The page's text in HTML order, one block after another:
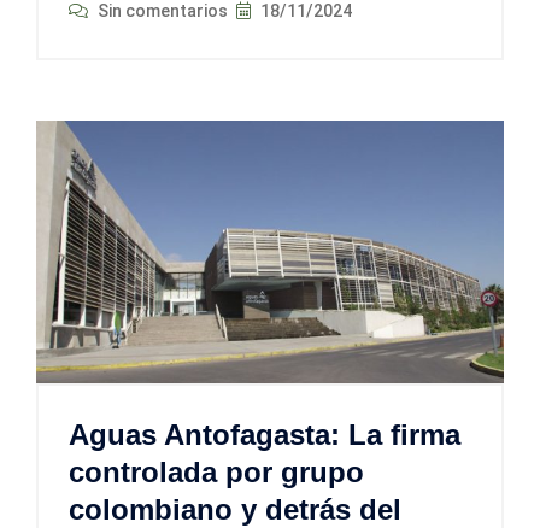
Sin comentarios 18/11/2024
Aguas Antofagasta: La firma
controlada por grupo
colombiano y detrás del